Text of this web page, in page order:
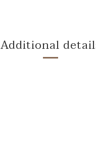
Additional